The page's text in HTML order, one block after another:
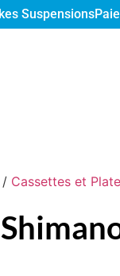
Suspensions
/ Cassettes et